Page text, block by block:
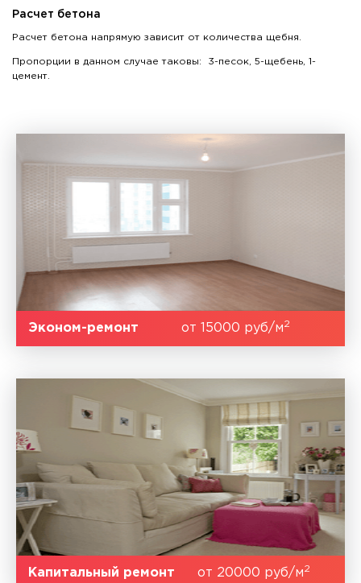
Расчет бетона
Расчет бетона напрямую зависит от количества щебня.
Пропорции в данном случае таковы: 3-песок, 5-щебень, 1-
цемент.
Эконом-ремонт от 15000 руб/м2
Капитальный ремонт от 20000 руб/м2